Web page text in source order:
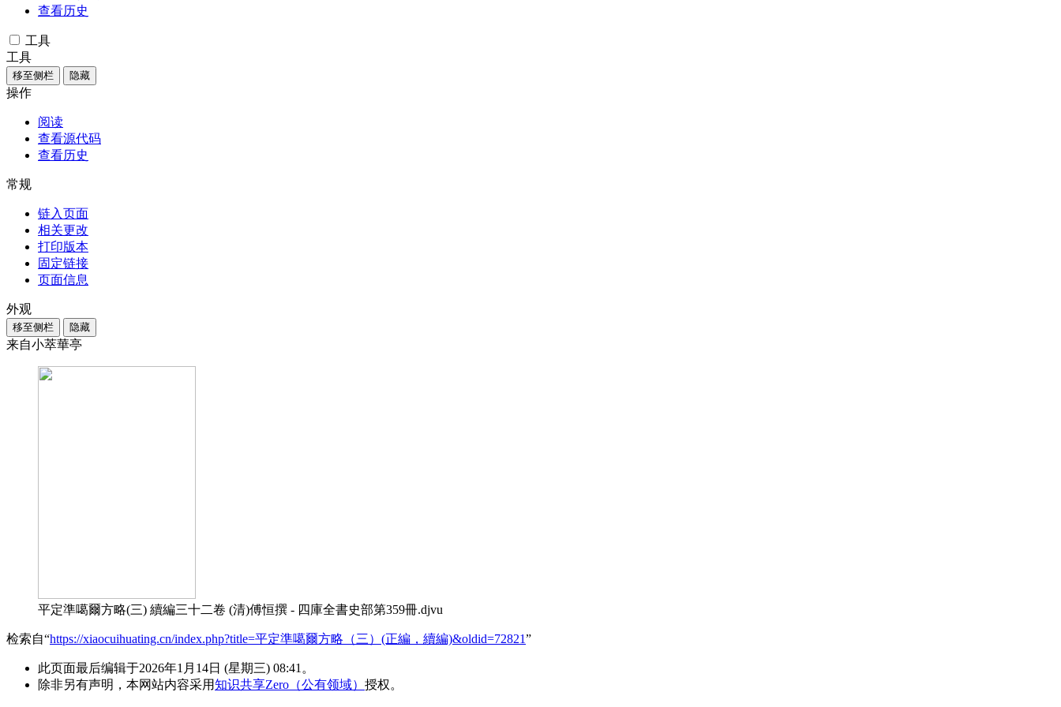
查看历史
工具
工具
移至侧栏 隐藏
操作
阅读
查看源代码
查看历史
常规
链入页面
相关更改
打印版本
固定链接
页面信息
外观
移至侧栏 隐藏
来自小萃華亭
平定準噶爾方略(三) 續編三十二卷 (清)傅恒撰 - 四庫全書史部第359冊.djvu
检索自“https://xiaocuihuating.cn/index.php?title=平定準噶爾方略（三）(正編，續編)&oldid=72821”
此页面最后编辑于2026年1月14日 (星期三) 08:41。
除非另有声明，本网站内容采用知识共享Zero（公有领域） 授权。